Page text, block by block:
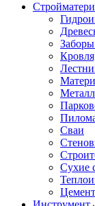
Сваи
Сухие